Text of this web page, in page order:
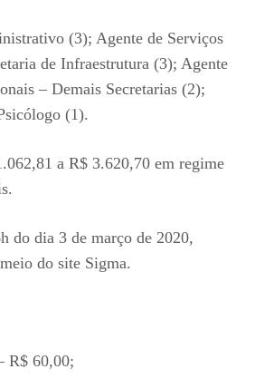
(3); Agente de Serviços
de Infraestrutura (3); Agente
– Demais Secretarias (2);
(1).
a R$ 3.620,70 em regime
do dia 3 de março de 2020,
do site Sigma.
R$ 60,00;